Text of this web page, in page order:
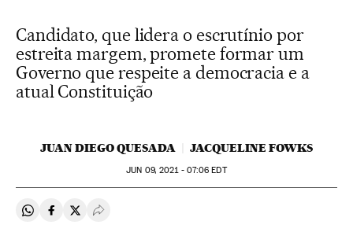
Candidato, que lidera o escrutínio por
estreita margem, promete formar um
Governo que respeite a democracia e a
atual Constituição
JUAN DIEGO QUESADA JACQUELINE FOWKS
JUN 09, 2021 - 07:06 EDT
Compartir en Whatsapp
Compartir en Facebook
Compartir en Twitter
Desplegar Redes Sociales